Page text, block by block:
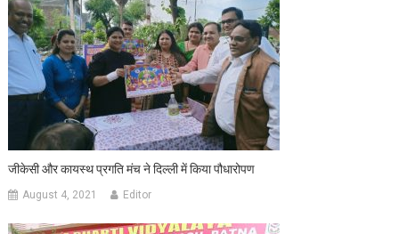
जीकेसी और कायस्थ प्रगति मंच ने दिल्ली में किया पौधारोपण
August 4, 2021 Editor